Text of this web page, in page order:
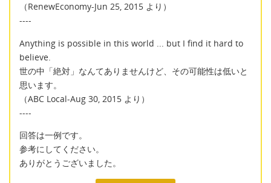
（RenewEconomy-Jun 25, 2015 より）
----
Anything is possible in this world ... but I find it hard to
believe.
世の中「絶対」なんてありませんけど、その可能性は低いと
思います。
（ABC Local-Aug 30, 2015 より）
----
回答は一例です。
参考にしてください。
ありがとうございました。